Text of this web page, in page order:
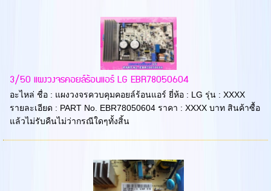
3/50 แผงวงจรคอยล์ร้อนแอร์ LG EBR78050604
อะไหล่ ชื่อ : แผงวงจรควบคุมคอยล์ร้อนแอร์ ยี่ห้อ : LG รุ่น : XXXX
รายละเอียด : PART No. EBR78050604 ราคา : XXXX บาท สินค้าซื้อ
แล้วไม่รับคืนไม่ว่ากรณีใดๆทั้งสิ้น